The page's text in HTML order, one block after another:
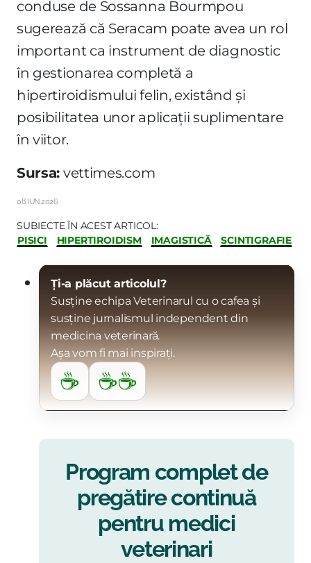
conduse de Sossanna Bourmpou
sugerează că Seracam poate avea un rol
important ca instrument de diagnostic
în gestionarea completă a
hipertiroidismului felin, existând și
posibilitatea unor aplicații suplimentare
în viitor.
Sursa: vettimes.com
08.IUN.2026
SUBIECTE ÎN ACEST ARTICOL:
PISICI
HIPERTIROIDISM IMAGISTICĂ SCINTIGRAFIE
Ți-a plăcut articolul?
Susține echipa Veterinarul cu o cafea și
susține jurnalismul independent din
medicina veterinară.
Așa vom fi mai inspirați.
☕ ☕☕
Program complet de
pregătire continuă
pentru medici
veterinari